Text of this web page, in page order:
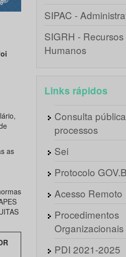
as
SIPAC -
SIGRH - Recursos
Humanos
Links rápidos
Consulta
processos
Sei
Protocolo
Acesso Remoto
Procedimentos
Organizacionais
PDI 2021-2025